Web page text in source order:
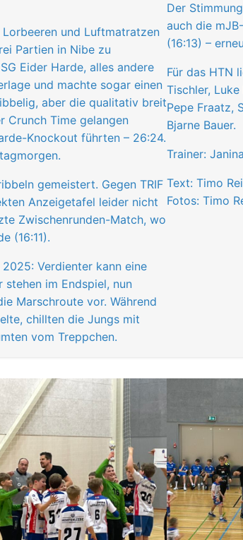
und Luftmatratzen
Partien in Nibe zu
Eider Harde, alles andere
und machte sogar einen
aber die qualitativ breit
Crunch Time gelangen
Knockout führten – 26:24.
gemeistert. Gegen TRIF
Anzeigetafel leider nicht
Zwischenrunden-Match, wo
(16:11).
Verdienter kann eine
stehen im Endspiel, nun
Marschroute vor. Während
chillten die Jungs mit
vom Treppchen.
Der
auch die
(16:13) –
Für das HTN
Tischler, Luke
Pepe Fraatz,
Bjarne Bauer.
Trainer:
Text: Timo
Fotos: Timo